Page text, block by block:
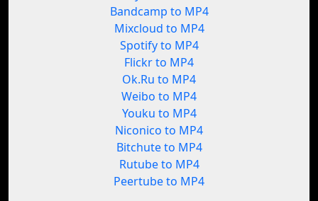
Bandcamp to MP4
Mixcloud to MP4
Spotify to MP4
Flickr to MP4
Ok.Ru to MP4
Weibo to MP4
Youku to MP4
Niconico to MP4
Bitchute to MP4
Rutube to MP4
Peertube to MP4